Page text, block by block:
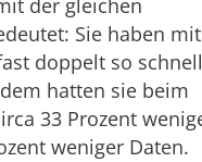
der gleichen
Sie haben mit
doppelt so schnell
hatten sie beim
33 Prozent
weniger Daten.